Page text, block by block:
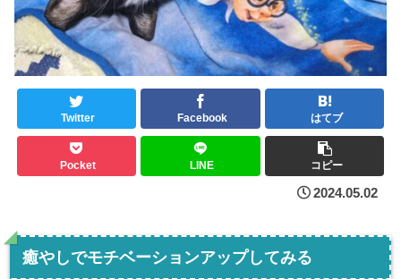
Twitter Facebook はてブ
Pocket LINE コピー
2024.05.02
癒やしでモチベーションアップしてみる